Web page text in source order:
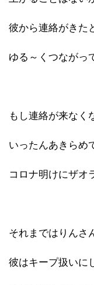
彼から連絡がきた
ゆる～くつながっ
もし連絡が来なく
いったんあきらめ
コロナ明けにザオ
それまではりんさ
彼はキープ扱いに